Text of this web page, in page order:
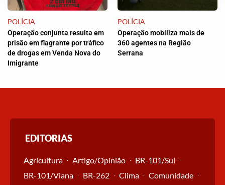
POLÍCIA
Operação conjunta resulta em
prisão em flagrante por tráfico
de drogas em Venda Nova do
Imigrante
POLÍCIA
Operação mobiliza mais de
360 agentes na Região
Serrana
EDITORIAS
Agricultura Artigo/Opinião
BR-101/Sul
BR-101/Viana
BR-262 Clima
Comunidade